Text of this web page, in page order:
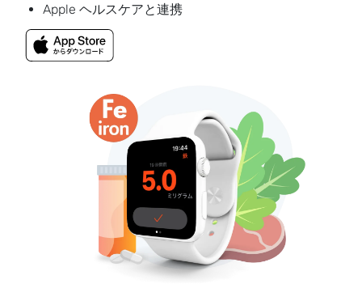
Apple ヘルスケアと連携